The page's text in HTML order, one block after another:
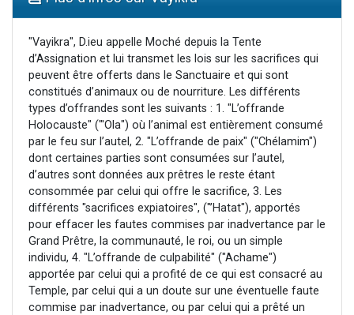
2 nouvelles musiques dans Torah-Box Music
8 personnes viennent de faire un don pour Tsédaka : pauvres d'Israel
"Vayikra", D.ieu appelle Moché depuis la Tente
d’Assignation et lui transmet les lois sur les sacrifices qui
peuvent être offerts dans le Sanctuaire et qui sont
constitués d’animaux ou de nourriture. Les différents
types d’offrandes sont les suivants : 1. "L’offrande
Holocauste" ("'Ola") où l’animal est entièrement consumé
par le feu sur l’autel, 2. "L’offrande de paix" ("Chélamim")
dont certaines parties sont consumées sur l’autel,
d’autres sont données aux prêtres le reste étant
consommée par celui qui offre le sacrifice, 3. Les
différents "sacrifices expiatoires", ("’Hatat"), apportés
pour effacer les fautes commises par inadvertance par le
Grand Prêtre, la communauté, le roi, ou un simple
individu, 4. "L’offrande de culpabilité" ("Achame")
apportée par celui qui a profité de ce qui est consacré au
Temple, par celui qui a un doute sur une éventuelle faute
commise par inadvertance, ou par celui qui a prêté un